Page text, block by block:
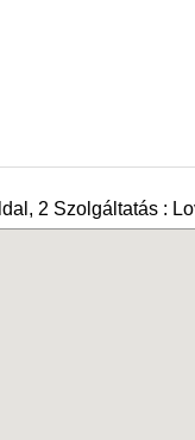
2 Szolgáltatás :